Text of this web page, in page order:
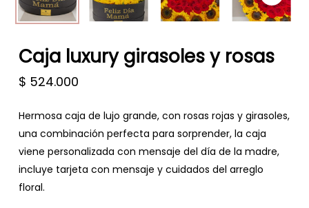
Caja luxury girasoles y rosas
$ 524.000
Hermosa caja de lujo grande, con rosas rojas y girasoles,
una combinación perfecta para sorprender, la caja
viene personalizada con mensaje del día de la madre,
incluye tarjeta con mensaje y cuidados del arreglo
floral.